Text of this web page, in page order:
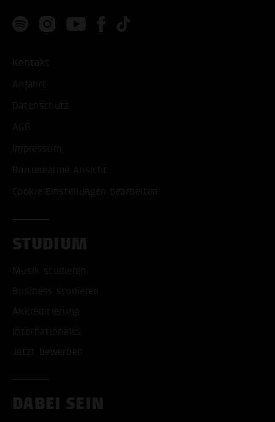
Kontakt
Anfahrt
Datenschutz
AGB
Impressum
Barrierearme Ansicht
Cookie Einstellungen bearbeiten
STUDIUM
Musik studieren
Business studieren
Akkreditierung
Internationales
Jetzt bewerben
DABEI SEIN